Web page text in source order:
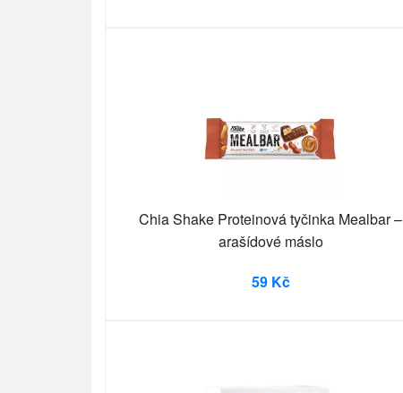
Chia Shake Proteinová tyčinka Mealbar –
arašídové máslo
59 Kč